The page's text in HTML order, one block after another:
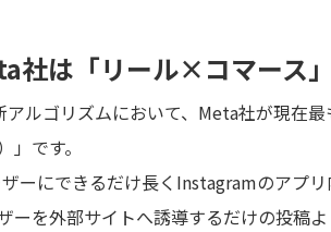
社は「リール×コマース
ルゴリズムにおいて、Meta社が現在
」です。
ーにできるだけ長くInstagramのアプリ
ーを外部サイトへ誘導するだけの投稿